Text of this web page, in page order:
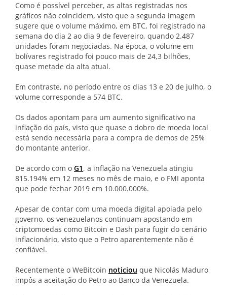
Como é possível perceber, as altas registradas nos
gráficos não coincidem, visto que a segunda imagem
sugere que o volume máximo, em BTC, foi registrado na
semana do dia 2 ao dia 9 de fevereiro, quando 2.487
unidades foram negociadas. Na época, o volume em
bolívares registrado foi pouco mais de 24,3 bilhões,
quase metade da alta atual.
Em contraste, no período entre os dias 13 e 20 de julho, o
volume corresponde a 574 BTC.
Os dados apontam para um aumento significativo na
inflação do país, visto que quase o dobro de moeda local
está sendo necessária para a compra de demos de 25%
do montante anterior.
De acordo com o G1, a inflação na Venezuela atingiu
815.194% em 12 meses no mês de maio, e o FMI aponta
que pode fechar 2019 em 10.000.000%.
Apesar de contar com uma moeda digital apoiada pelo
governo, os venezuelanos continuam apostando em
criptomoedas como Bitcoin e Dash para fugir do cenário
inflacionário, visto que o Petro aparentemente não é
confiável.
Recentemente o WeBitcoin noticiou que Nicolás Maduro
impôs a aceitação do Petro ao Banco da Venezuela.